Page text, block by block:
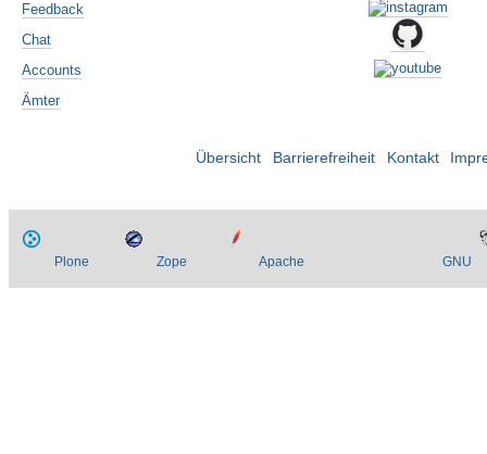
Feedback
Chat
Accounts
Ämter
Übersicht Barrierefreiheit Kontakt
Plone Zope Apache GNU